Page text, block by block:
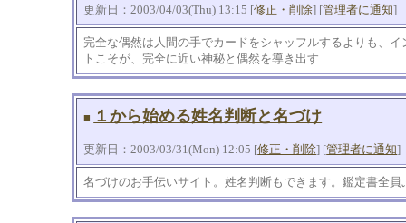
更新日：2003/04/03(Thu) 13:15 [修正・削除] [管理者に通知]
完全な偶然は人間の手でカードをシャッフルするよりも、
トこそが、完全に近い神秘と偶然を導き出す
■ １から始める姓名判断と名づけ
更新日：2003/03/31(Mon) 12:05 [修正・削除] [管理者に通知]
名づけのお手伝いサイト。姓名判断もできます。鑑定書全員